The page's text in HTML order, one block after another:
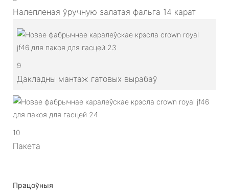
Налепленая ўручную залатая фальга 14 карат
9
Дакладны мантаж гатовых вырабаў
10
Пакета
Працоўныя